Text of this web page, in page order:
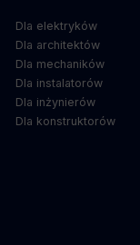
Dla elektryków
Dla architektów
Dla mechaników
Dla instalatorów
Dla inżynierów
Dla konstruktorów